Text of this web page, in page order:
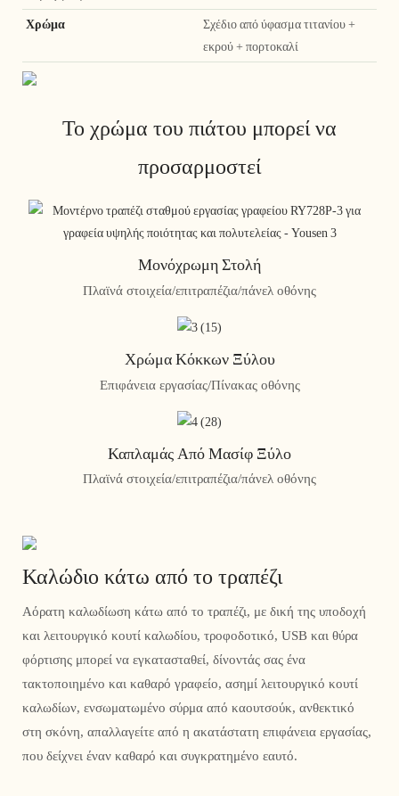
Χρώμα
Σχέδιο από ύφασμα τιτανίου +
εκρού + πορτοκαλί
Το χρώμα του πιάτου μπορεί να
προσαρμοστεί
Μονόχρωμη Στολή
Πλαϊνά στοιχεία/επιτραπέζια/πάνελ οθόνης
Χρώμα Κόκκων Ξύλου
Επιφάνεια εργασίας/Πίνακας οθόνης
Καπλαμάς Από Μασίφ Ξύλο
Πλαϊνά στοιχεία/επιτραπέζια/πάνελ οθόνης
Καλώδιο κάτω από το τραπέζι
Αόρατη καλωδίωση κάτω από το τραπέζι, με δική της υποδοχή
και λειτουργικό κουτί καλωδίου, τροφοδοτικό, USB και θύρα
φόρτισης μπορεί να εγκατασταθεί, δίνοντάς σας ένα
τακτοποιημένο και καθαρό γραφείο, ασημί λειτουργικό κουτί
καλωδίων, ενσωματωμένο σύρμα από καουτσούκ, ανθεκτικό
στη σκόνη, απαλλαγείτε από η ακατάστατη επιφάνεια εργασίας,
που δείχνει έναν καθαρό και συγκρατημένο εαυτό.